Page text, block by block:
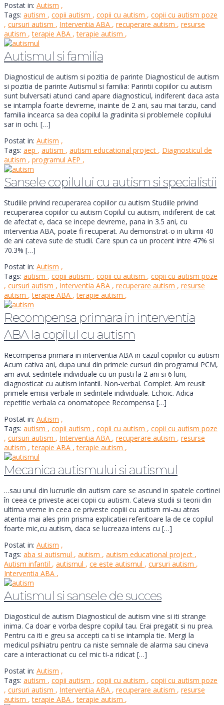
Postat in: Autism ,
Tags: autism , copii autism , copii cu autism , copii cu autism poze
, cursuri autism , Interventia ABA , recuperare autism , resurse
autism , terapie ABA , terapie autism ,
Autismul si familia
Diagnosticul de autism si pozitia de parinte Diagnosticul de autism
si pozitia de parinte Autismul si familia: Parintii copiilor cu autism
sunt bulversati atunci cand apare diagnosticul, indiferent daca asta
se intampla foarte devreme, inainte de 2 ani, sau mai tarziu, cand
familia incearca sa dea copilul la gradinita si problemele copilului
sar in ochi. […]
Postat in: Autism ,
Tags: aep , autism , autism educational project , Diagnosticul de
autism , programul AEP ,
Sansele copilului cu autism si specialistii
Studiile privind recuperarea copiilor cu autism Studiile privind
recuperarea copiilor cu autism Copilul cu autism, indiferent de cat
de afectat e, daca se incepe devreme, pana in 3.5 ani, cu
interventia ABA, poate fi recuperat. Au demonstrat-o in ultimii 40
de ani cateva sute de studii. Care spun ca un procent intre 47% si
70.3% […]
Postat in: Autism ,
Tags: autism , copii autism , copii cu autism , copii cu autism poze
, cursuri autism , Interventia ABA , recuperare autism , resurse
autism , terapie ABA , terapie autism ,
Recompensa primara in interventia
ABA la copilul cu autism
Recompensa primara in interventia ABA in cazul copiiilor cu autism
Acum cativa ani, dupa unul din primele cursuri din programul PCM,
am avut sedintele individuale cu un pusti la 2 ani si 6 luni,
diagnosticat cu autism infantil. Non-verbal. Complet. Am reusit
primele emisii verbale in sedintele individuale. Echoic. Adica
repetitie verbala ca onomatopee Recompensa […]
Postat in: Autism ,
Tags: autism , copii autism , copii cu autism , copii cu autism poze
, cursuri autism , Interventia ABA , recuperare autism , resurse
autism , terapie ABA , terapie autism ,
Mecanica autismului si autismul
…sau unul din lucrurile din autism care se ascund in spatele cortinei
în ceea ce priveste acei copii cu autism. Cateva studii si teorii din
ultima vreme in ceea ce priveste copiii cu autism mi-au atras
atentia mai ales prin prisma explicatiei referitoare la de ce copilul
foarte mic,cu autism, daca se lucreaza intens cu […]
Postat in: Autism ,
Tags: aba si autismul , autism , autism educational project ,
Autism infantil , autismul , ce este autismul , cursuri autism ,
Interventia ABA ,
Autismul si sansele de succes
Diagosticul de autism Diagnosticul de autism vine si iti strange
inima. Ca doar e vorba despre copilul tau. Erai pregatit si nu prea.
Pentru ca iti e greu sa accepti ca ti se intampla tie. Mergi la
medicul psihiatru pentru ca niste semnale de alarma sau cineva
care a interactionat cu cel mic ti-a ridicat […]
Postat in: Autism ,
Tags: autism , copii autism , copii cu autism , copii cu autism poze
, cursuri autism , Interventia ABA , recuperare autism , resurse
autism , terapie ABA , terapie autism ,